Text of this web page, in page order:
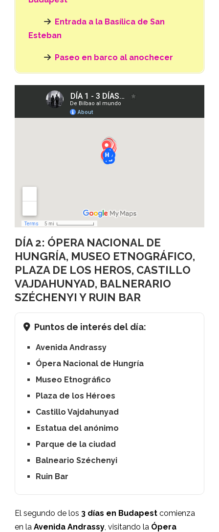
Entrada a la Basílica de San
Esteban
Paseo en barco al anochecer
DÍA 2: ÓPERA NACIONAL DE
HUNGRÍA, MUSEO ETNOGRÁFICO,
PLAZA DE LOS HEROS, CASTILLO
VAJDAHUNYAD, BALNERARIO
SZÉCHENYI Y RUIN BAR
Puntos de interés del día:
Avenida Andrassy
Ópera Nacional de Hungría
Museo Etnográfico
Plaza de los Héroes
Castillo Vajdahunyad
Estatua del anónimo
Parque de la ciudad
Balneario Széchenyi
Ruin Bar
El segundo de los 3 días en Budapest comienza
en la Avenida Andrassy, visitando la Ópera